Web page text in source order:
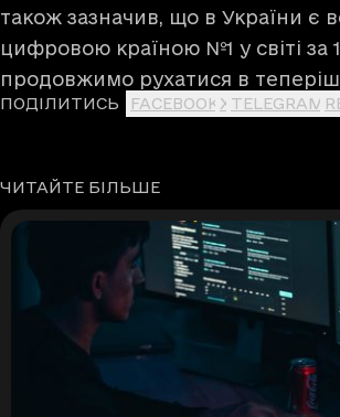
також зазначив, що в України є
цифровою країною №1 у світі за
продовжимо рухатися в
ПОДІЛИТИСЬ FACEBOOK X TELEGRAM
ЧИТАЙТЕ БІЛЬШЕ